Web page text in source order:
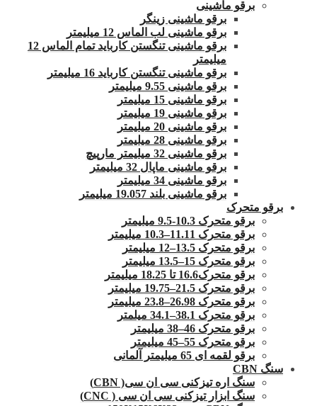
برقو ماشینی
برقو ماشینی زینگر
برقو ماشینی لب الماس 12 میلیمتر
برقو ماشینی تنگستن کارباید تمام الماس 12
میلیمتر
برقو ماشینی تنگستن کارباید 16 میلیمتر
برقو ماشینی 9.55 میلیمتر
برقو ماشینی 15 میلیمتر
برقو ماشینی 19 میلیمتر
برقو ماشینی 20 میلیمتر
برقو ماشینی 28 میلیمتر
برقو ماشینی 32 میلیمتر مارپیچ
برقو ماشینی ماپال 32 میلیمتر
برقو ماشینی 34 میلیمتر
برقو ماشینی بلند 19.057 میلیمتر
برقو متحرک
برقو متحرک 10.3-9.5 میلیمتر
برقو متحرک 11.11–10.3 میلیمتر
برقو متحرک 13.5–12 میلیمتر
برقو متحرک 15–13.5 میلیمتر
برقو متحرک16.6 تا 18.25 میلیمتر
برقو متحرک 21.5–19.75 میلیمتر
برقو متحرک 26.98–23.8 میلیمتر
برقو متحرک 38.1–34.1 میلمتر
برقو متحرک 46–38 میلیمتر
برقو متحرک 55–45 میلیمتر
برقو لقمه ای 65 میلیمتر آلمانی
سنگ CBN
سنگ اره تیزکنی سی ان سی( CBN)
سنگ ابزار تیزکنی سی ان سی ( CNC)